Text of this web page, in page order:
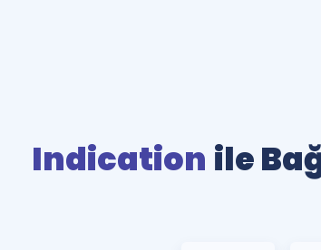
Indication ile